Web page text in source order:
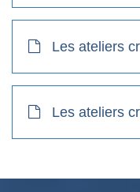
Les ateliers
Les ateliers